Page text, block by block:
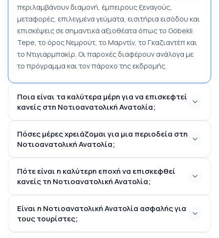
περιλαμβάνουν διαμονή, έμπειρους ξεναγούς,
μεταφορές, επιλεγμένα γεύματα, εισιτήρια εισόδου και
επισκέψεις σε σημαντικά αξιοθέατα όπως το Göbekli
Tepe, το όρος Νεμρούτ, το Μαρντίν, το Γκαζιαντέπ και
το Ντιγιαρμπακίρ. Οι παροχές διαφέρουν ανάλογα με
το πρόγραμμα και τον πάροχο της εκδρομής.
Ποια είναι τα καλύτερα μέρη για να επισκεφτεί
κανείς στη Νοτιοανατολική Ανατολία;
Πόσες μέρες χρειάζομαι για μια περιοδεία στη
Νοτιοανατολική Ανατολία;
Πότε είναι η καλύτερη εποχή να επισκεφθεί
κανείς τη Νοτιοανατολική Ανατολία;
Είναι η Νοτιοανατολική Ανατολία ασφαλής για
τους τουρίστες;